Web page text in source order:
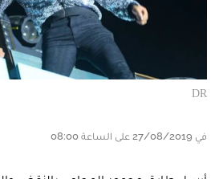
DR
في 27/08/2019 على الساعة 08:00